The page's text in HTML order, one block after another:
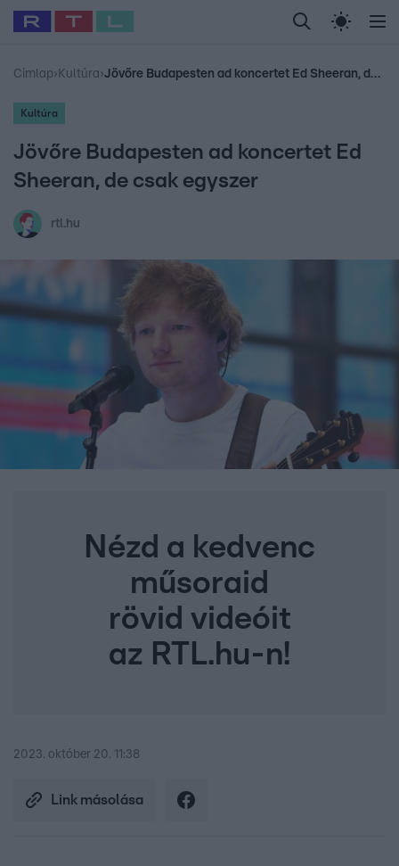
Legfrissebb RTL Híradó Randi Celeb vagyok,
Babits Marcella Most Wanted Gallusz
Címlap› Kultúra› Jövőre Budapesten ad koncertet Ed Sheeran, de csak egyszer
Kultúra
Jövőre Budapesten ad koncertet Ed
Sheeran, de csak egyszer
rtl.hu
Nézd a kedvenc
műsoraid
rövid videóit
az RTL.hu-n!
2023. október 20. 11:38
Link másolása